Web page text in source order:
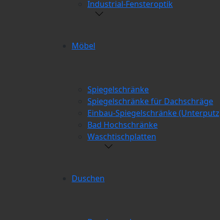
Industrial-Fensteroptik
Möbel
Spiegelschränke
Spiegelschränke für Dachschräge
Einbau-Spiegelschränke
Bad Hochschränke
Waschtischplatten
Duschen